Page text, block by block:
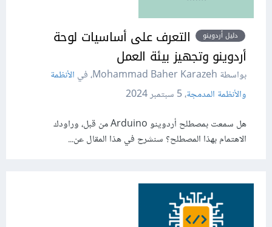
دليل أردوينو
التعرف على أساسيات لوحة
أردوينو وتجهيز بيئة العمل
بواسطة Mohammad Baher Karazeh، في
الأنظمة
والأنظمة المدمجة،5 سبتمبر 2024
هل سمعت بمصطلح أردوينو Arduino من قبل، وراودك
الاهتمام بهذا المصطلح؟ سنشرح في هذا المقال عن...